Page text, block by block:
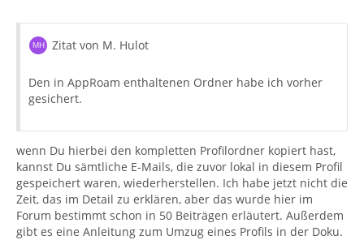
Zitat von M. Hulot
Den in AppRoam enthaltenen Ordner habe ich vorher
gesichert.
wenn Du hierbei den kompletten Profilordner kopiert hast,
kannst Du sämtliche E-Mails, die zuvor lokal in diesem Profil
gespeichert waren, wiederherstellen. Ich habe jetzt nicht die
Zeit, das im Detail zu erklären, aber das wurde hier im
Forum bestimmt schon in 50 Beiträgen erläutert. Außerdem
gibt es eine Anleitung zum Umzug eines Profils in der Doku.